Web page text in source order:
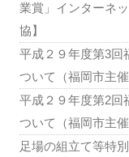
業賞」インターネ
協】
平成２９年度第3回
ついて（福岡市主催
平成２９年度第2回
ついて（福岡市主催
足場の組立て等特